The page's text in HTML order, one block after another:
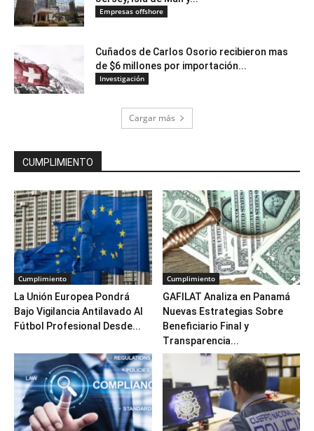
Empresas offshore
Cuñados de Carlos Osorio recibieron mas
de $6 millones por importación...
Investigación
Cargar más
CUMPLIMIENTO
Cumplimiento
La Unión Europea Pondrá
Bajo Vigilancia Antilavado Al
Fútbol Profesional Desde...
Cumplimiento
GAFILAT Analiza en Panamá
Nuevas Estrategias Sobre
Beneficiario Final y
Transparencia...